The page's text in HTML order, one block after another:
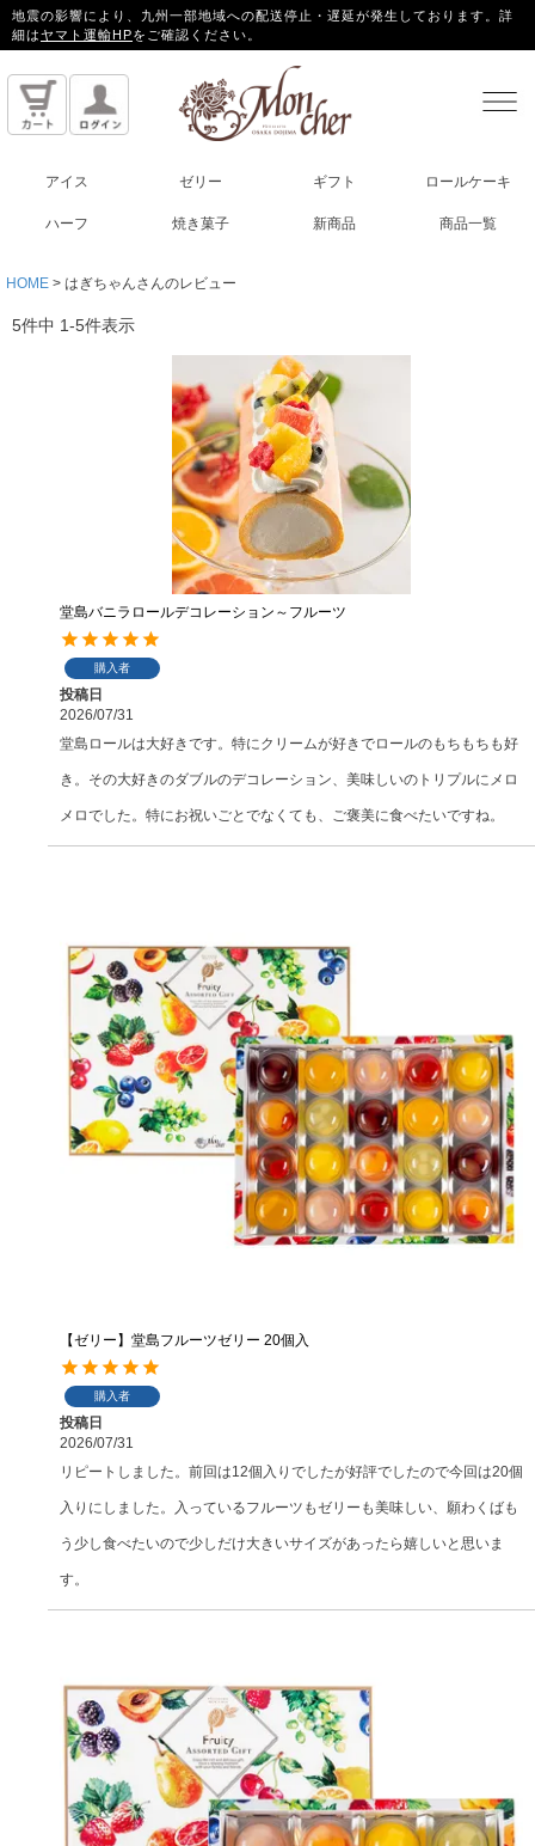
地震の影響により、九州一部地域への配送停止・遅延が発生しております。詳
細はヤマト運輸HPをご確認ください。
アイス ゼリー ギフト ロールケーキ
ハーフ 焼き菓子 新商品 商品一覧
HOME はぎちゃんさんのレビュー
5件中 1-5件表示
堂島バニラロールデコレーション～フルーツ
購入者
投稿日
2026/07/31
堂島ロールは大好きです。特にクリームが好きでロールのもちもちも好
き。その大好きのダブルのデコレーション、美味しいのトリプルにメロ
メロでした。特にお祝いごとでなくても、ご褒美に食べたいですね。
【ゼリー】堂島フルーツゼリー 20個入
購入者
投稿日
2026/07/31
リピートしました。前回は12個入りでしたが好評でしたので今回は20個
入りにしました。入っているフルーツもゼリーも美味しい、願わくばも
う少し食べたいので少しだけ大きいサイズがあったら嬉しいと思いま
す。